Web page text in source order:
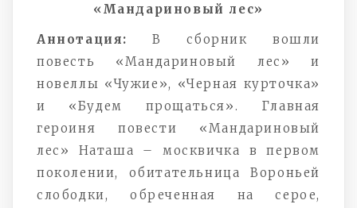
«Мандариновый лес»
Аннотация:В сборник вошли
повесть «Мандариновый лес» и
новеллы «Чужие», «Черная курточка»
и «Будем прощаться». Главная
героиня повести «Мандариновый
лес» Наташа – москвичка в первом
поколении, обитательница Вороньей
слободки, обреченная на серое,